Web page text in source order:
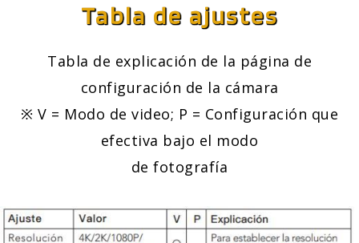
Tabla de ajustes
Tabla de explicación de la página de
configuración de la cámara
※ V = Modo de video; P = Configuración que
efectiva bajo el modo
de fotografía